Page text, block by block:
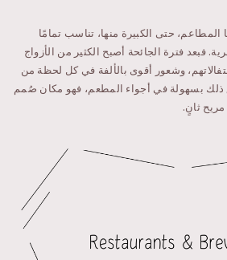
المطاعم، حتى الكبيرة منها، تناسب تمامًا
فبعد فترة الجائحة أصبح الكثير من الأزواج
وشعور أقوى بالألفة في كل لحظة من
ذلك بسهولة في أجواء المطعم، فهو مكان صُمم
ثانٍ.